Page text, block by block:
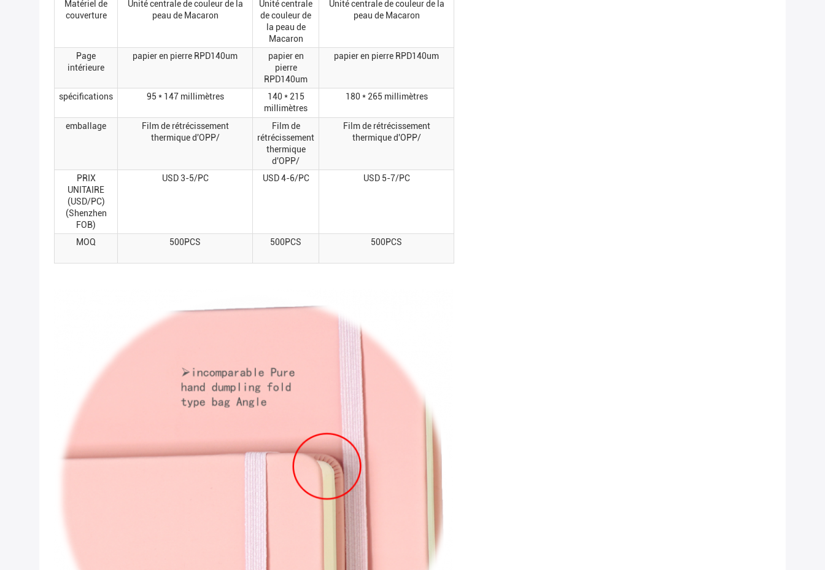
Matériel de
couverture
Unité centrale de couleur de la
peau de Macaron
Unité centrale
de couleur de
la peau de
Macaron
Unité centrale de couleur de la
peau de Macaron
Page
intérieure
papier en pierre RPD140um
papier en
pierre
RPD140um
papier en pierre RPD140um
spécifications 95 * 147 millimètres
140 * 215
millimètres
180 * 265 millimètres
emballage
Film de rétrécissement
thermique d'OPP/
Film de
rétrécissement
thermique
d'OPP/
Film de rétrécissement
thermique d'OPP/
PRIX
UNITAIRE
(USD/PC)
(Shenzhen
FOB)
USD 3-5/PC USD 4-6/PC USD 5-7/PC
MOQ 500PCS 500PCS 500PCS